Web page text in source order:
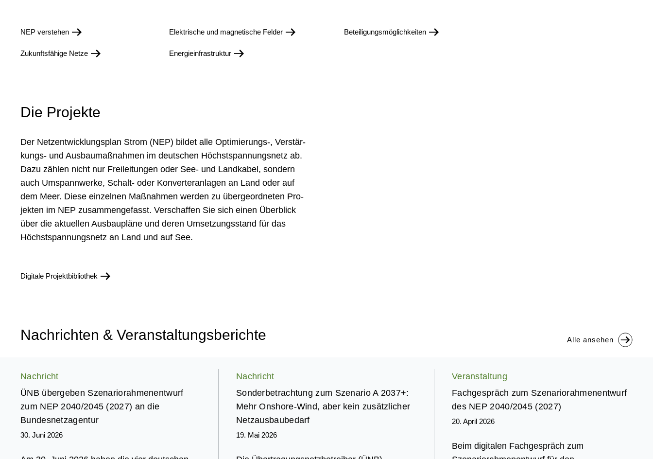
NEP verstehen
Zukunftsfähige Netze
Elektrische und magnetische Felder
Energieinfrastruktur
Beteiligungsmöglichkeiten
Die Projekte
Der Netzentwicklungsplan Strom (NEP) bildet alle Opti­mie­rungs-, Ver­stär­
kungs- und Aus­bau­maß­nahmen im deutschen Höchst­spannungs­netz ab.
Dazu zählen nicht nur Frei­lei­tun­gen oder See- und Landkabel, sondern
auch Um­spann­werke, Schalt- oder Kon­verter­anlagen an Land oder auf
dem Meer. Diese ein­zelnen Maß­nahmen werden zu über­geord­neten Pro­
jekten im NEP zusammengefasst. Verschaffen Sie sich einen Über­blick
über die aktu­ellen Aus­bau­pläne und deren Umsetzungs­stand für das
Höchst­spannungs­netz an Land und auf See.
Digitale Projektbibliothek
Nachrichten & Veranstaltungsberichte Alle ansehen
Nachricht
ÜNB übergeben Szenariorahmenentwurf
zum NEP 2040/2045 (2027) an die
Bundesnetzagentur
30. Juni 2026
Nachricht
Sonderbetrachtung zum Szenario A 2037+:
Mehr Onshore-Wind, aber kein zusätzlicher
Netzausbaubedarf
19. Mai 2026
Veranstaltung
Fachgespräch zum Szenariorahmenentwurf
des NEP 2040/2045 (2027)
20. April 2026
Beim digitalen Fachgespräch zum